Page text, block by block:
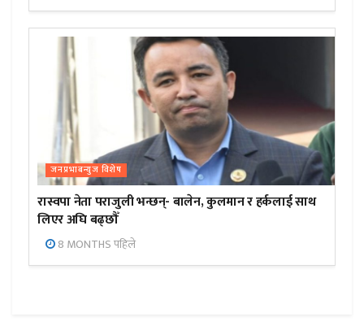
जनप्रभाबन्युज विशेष
रास्वपा नेता पराजुली भन्छन्- बालेन, कुलमान र हर्कलाई साथ
लिएर अघि बढ्छौँ
8 MONTHS पहिले